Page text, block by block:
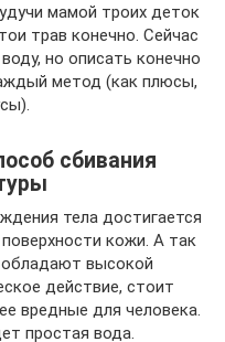
мамой троих деток
трав конечно. Сейчас
но описать конечно
метод (как плюсы,
сбивания
тела достигается
кожи. А так
обладают высокой
действие, стоит
вредные для человека.
простая вода.